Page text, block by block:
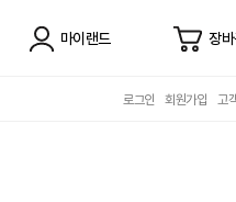
마이랜드 장
로그인 회원가입 고